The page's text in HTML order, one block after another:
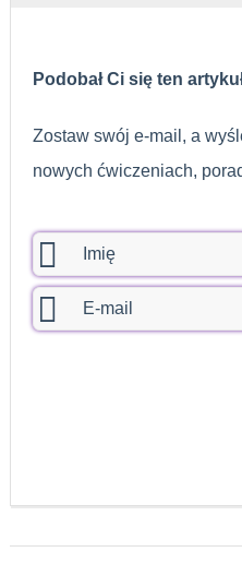
Podobał Ci się ten
Zostaw swój e-mail, a
nowych ćwiczeniach,